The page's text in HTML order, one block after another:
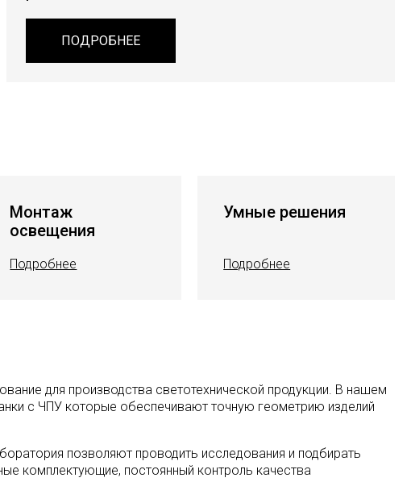
ПОДРОБНЕЕ
Монтаж
освещения
Подробнее
Умные решения
Подробнее
для производства светотехнической продукции. В нашем
с ЧПУ которые обеспечивают точную геометрию изделий
позволяют проводить исследования и подбирать
комплектующие, постоянный контроль качества